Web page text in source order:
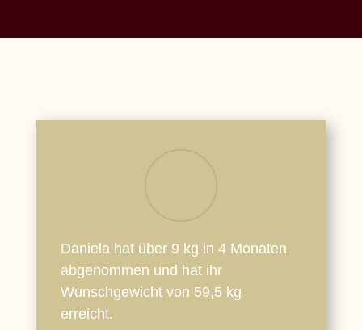
Daniela hat über 9 kg in 4 Monaten
abgenommen und hat ihr
Wunschgewicht von 59,5 kg
erreicht.